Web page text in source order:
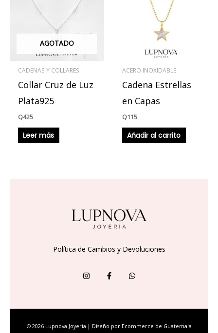
AGOTADO
CADENAS Y COLLARES
Collar Cruz de Luz
Plata925
Q425
Leer más
ACERO INOXIDABLE
Cadena Estrellas
en Capas
Q115
Añadir al carrito
Política de Cambios y Devoluciones
© 2026 Lupnova Joyería | Diseño por Ecommerce de Guatemala